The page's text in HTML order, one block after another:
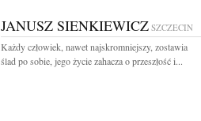
JANUSZ SIENKIEWICZ SZCZECIN
Każdy człowiek, nawet najskromniejszy, zostawia
ślad po sobie, jego życie zahacza o przeszłość i...